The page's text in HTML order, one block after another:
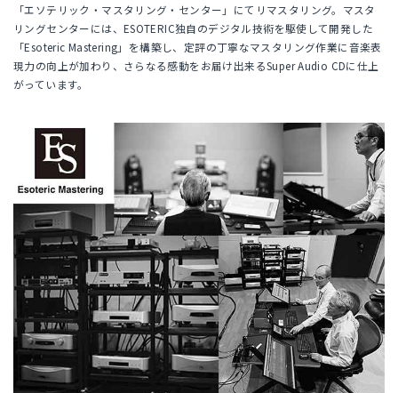
「エソテリック・マスタリング・センター」にてリマスタリング。マスタ
リングセンターには、ESOTERIC独自のデジタル技術を駆使して開発した
「Esoteric Mastering」を構築し、定評の丁寧なマスタリング作業に音楽表
現力の向上が加わり、さらなる感動をお届け出来るSuper Audio CDに仕上
がっています。